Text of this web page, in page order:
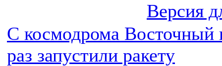
Версия
С космодрома Восточный
раз запустили ракету